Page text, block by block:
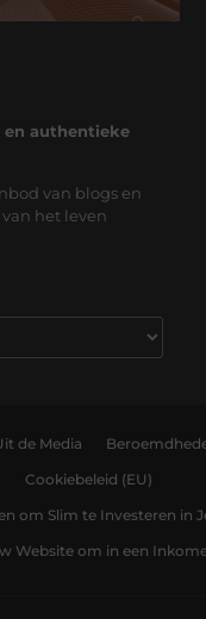
authentieke
van blogs en
het leven
de Media
Cookiebeleid (EU)
om Slim te Investeren in
Website om in een